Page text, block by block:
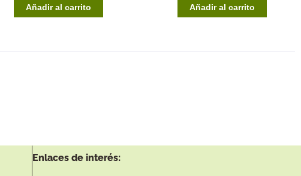
Añadir al carrito Añadir al carrito
Enlaces de interés: